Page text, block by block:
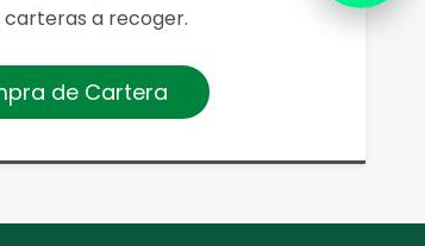
a recoger.
de Cartera